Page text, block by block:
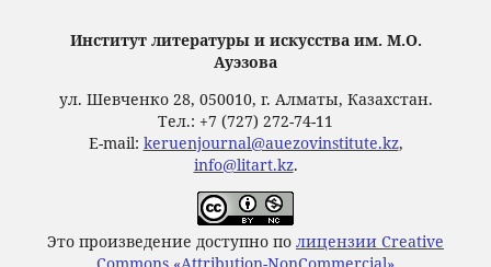
Институт литературы и искусства им. М.О.
Ауэзова
ул. Шевченко 28, 050010, г. Алматы, Казахстан.
Тел.: +7 (727) 272-74-11
E-mail: keruenjournal@auezovinstitute.kz,
info@litart.kz.
Это произведение доступно по лицензии Creative
Commons «Attribution-NonCommercial»